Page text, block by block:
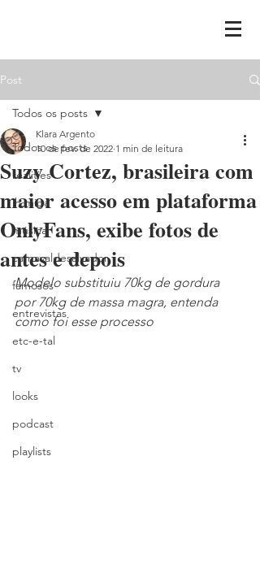
Post
Todos os posts
realities
ih,miga
música
carnavaldesalvador
famosos
entrevistas
etc-e-tal
tv
looks
podcast
playlists
Todos os posts
Suzy Cortez, brasileira com
maior acesso em plataforma
OnlyFans, exibe fotos de
antes e depois
Klara Argento
10 de fev. de 2022 1 min de leitura
Modelo substituiu 70kg de gordura
por 70kg de massa magra, entenda
como foi esse processo